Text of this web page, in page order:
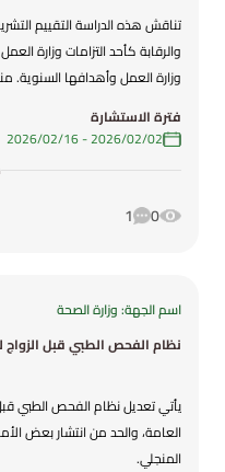
تناقش هذه الدراسة التقييم
والرقابة كأحد التزامات وزارة
وزارة العمل وأهدافها السنوية.
خلال تطوير منظومة التفتيش
الاقتصاد المنظم وتطوير
فترة الاستشارة
02‏/02‏/2026
-
16‏/02‏/2026
0
1
اسم الجهة: وزارة الصحة
نظام الفحص الطبي قبل الزواج
يأتي تعديل نظام الفحص الطبي
العامة، والحد من انتشار
المنجلي.